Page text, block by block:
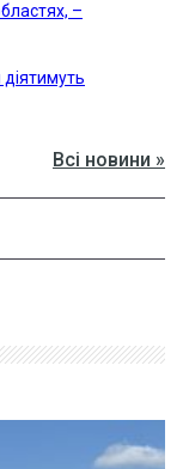
–
Всі новини »